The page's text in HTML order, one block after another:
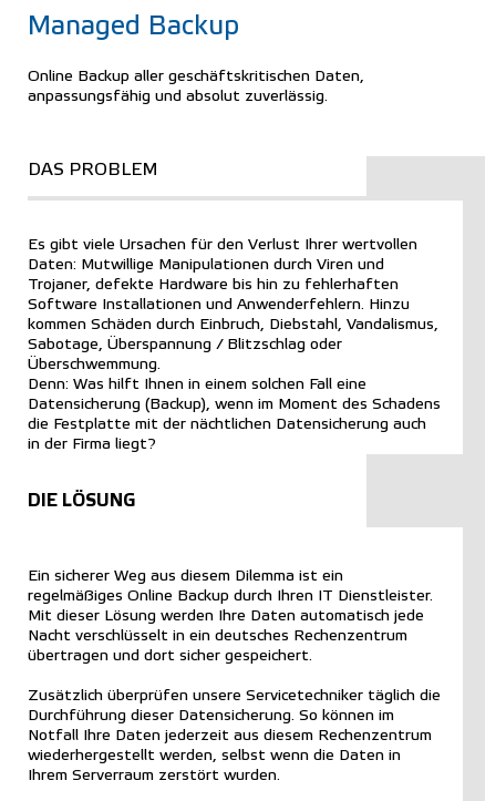
Managed Backup
Online Backup aller geschäftskritischen Daten,
anpassungsfähig und absolut zuverlässig.
DAS PROBLEM
Es gibt viele Ursachen für den Verlust Ihrer wertvollen
Daten: Mutwillige Manipulationen durch Viren und
Trojaner, defekte Hardware bis hin zu fehlerhaften
Software Installationen und Anwenderfehlern. Hinzu
kommen Schäden durch Einbruch, Diebstahl, Vandalismus,
Sabotage, Überspannung / Blitzschlag oder
Überschwemmung.
Denn: Was hilft Ihnen in einem solchen Fall eine
Datensicherung (Backup), wenn im Moment des Schadens
die Festplatte mit der nächtlichen Datensicherung auch
in der Firma liegt?
DIE LÖSUNG
Ein sicherer Weg aus diesem Dilemma ist ein
regelmäßiges Online Backup durch Ihren IT Dienstleister.
Mit dieser Lösung werden Ihre Daten automatisch jede
Nacht verschlüsselt in ein deutsches Rechenzentrum
übertragen und dort sicher gespeichert.
Zusätzlich überprüfen unsere Servicetechniker täglich die
Durchführung dieser Datensicherung. So können im
Notfall Ihre Daten jederzeit aus diesem Rechenzentrum
wiederhergestellt werden, selbst wenn die Daten in
Ihrem Serverraum zerstört wurden.